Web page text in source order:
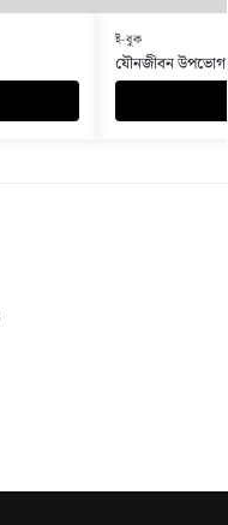
ই-বুক
যৌনজীবন